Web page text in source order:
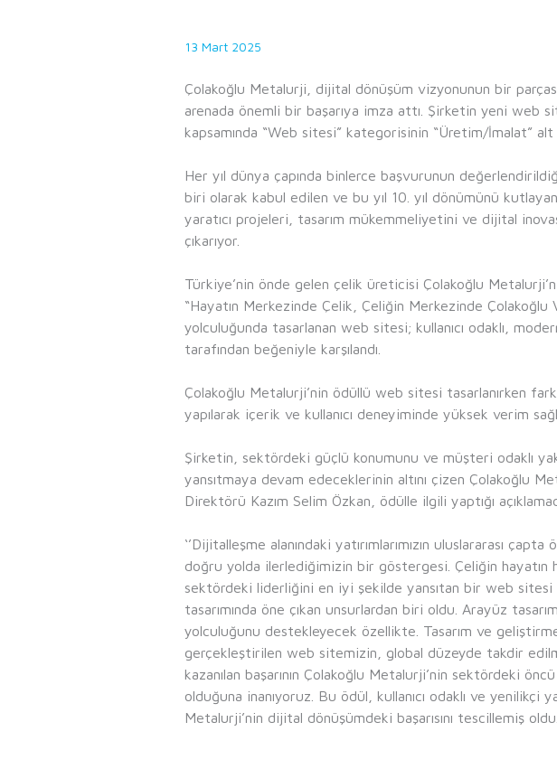
13 Mart 2025
Çolakoğlu Metalurji, dijital dönüşüm vizyonunun bir
arenada önemli bir başarıya imza attı. Şirketin yeni web
kapsamında “Web sitesi” kategorisinin “Üretim/İmalat”
Her yıl dünya çapında binlerce başvurunun
biri olarak kabul edilen ve bu yıl 10. yıl dönümünü
yaratıcı projeleri, tasarım mükemmeliyetini ve dijital
çıkarıyor.
Türkiye’nin önde gelen çelik üreticisi Çolakoğlu
“Hayatın Merkezinde Çelik, Çeliğin Merkezinde Çolakoğlu
yolculuğunda tasarlanan web sitesi; kullanıcı odaklı,
tarafından beğeniyle karşılandı.
Çolakoğlu Metalurji’nin ödüllü web sitesi tasarlanırken
yapılarak içerik ve kullanıcı deneyiminde yüksek verim
Şirketin, sektördeki güçlü konumunu ve müşteri odaklı
yansıtmaya devam edeceklerinin altını çizen Çolakoğlu
Direktörü Kazım Selim Özkan, ödülle ilgili yaptığı
‘’Dijitalleşme alanındaki yatırımlarımızın uluslararası
doğru yolda ilerlediğimizin bir göstergesi. Çeliğin hayatın
sektördeki liderliğini en iyi şekilde yansıtan bir web sitesi
tasarımında öne çıkan unsurlardan biri oldu. Arayüz
yolculuğunu destekleyecek özellikte. Tasarım ve
gerçekleştirilen web sitemizin, global düzeyde takdir
kazanılan başarının Çolakoğlu Metalurji’nin sektördeki
olduğuna inanıyoruz. Bu ödül, kullanıcı odaklı ve yenilikçi
Metalurji’nin dijital dönüşümdeki başarısını tescillemiş oldu.